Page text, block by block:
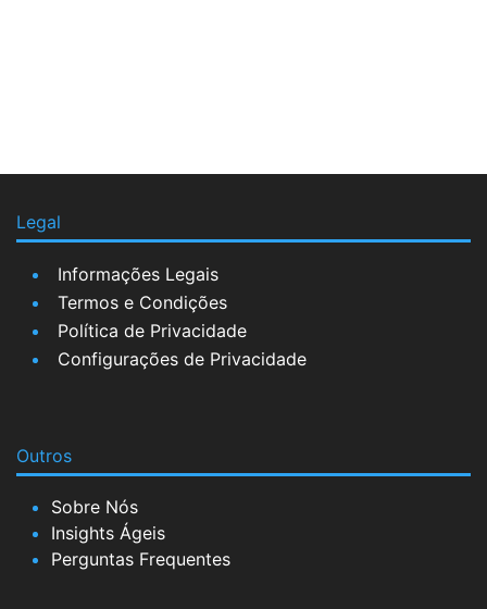
Legal
Informações Legais
Termos e Condições
Política de Privacidade
Configurações de Privacidade
Outros
Sobre Nós
Insights Ágeis
Perguntas Frequentes